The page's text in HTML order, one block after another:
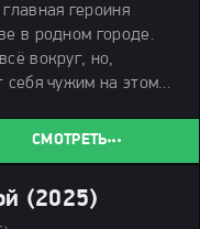
героиня
в родном городе.
вокруг, но,
себя чужим на этом
СМОТРЕТЬ
(2025)